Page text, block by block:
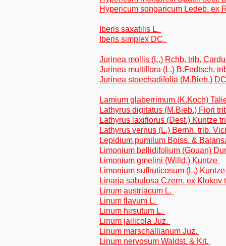
Hypericum songaricum Ledeb. ex
Iberis saxatilis L.
Iberis simplex DC.
Jurinea mollis (L.) Rchb. trib.
Jurinea multiflora (L.) B.Fedtsch.
Jurinea stoechadifolia (M.Bieb.)
Lamium glaberrimum (K.Koch)
Lathyrus digitatus (M.Bieb.) Fiori
Lathyrus laxiflorus (Desf.) Kuntze
Lathyrus vernus (L.) Bernh. trib.
Lepidium pumilum Boiss. &
Limonium bellidifolium (Gouan)
Limonium gmelini (Willd.) Kuntze
Limonium suffruticosum (L.)
Linaria sabulosa Czern. ex Klokov
Linum austriacum L.
Linum flavum L.
Linum hirsutum L.
Linum jailicola Juz.
Linum marschallianum Juz.
Linum nervosum Waldst. & Kit.